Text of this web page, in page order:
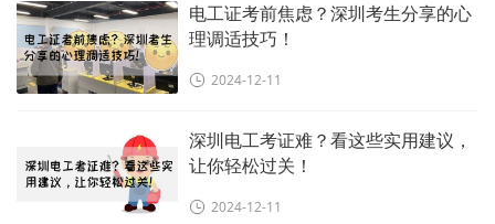
电工证考前焦虑？深圳考生分享的心
理调适技巧！
2024-12-11
深圳电工考证难？看这些实用建议，
让你轻松过关！
2024-12-11